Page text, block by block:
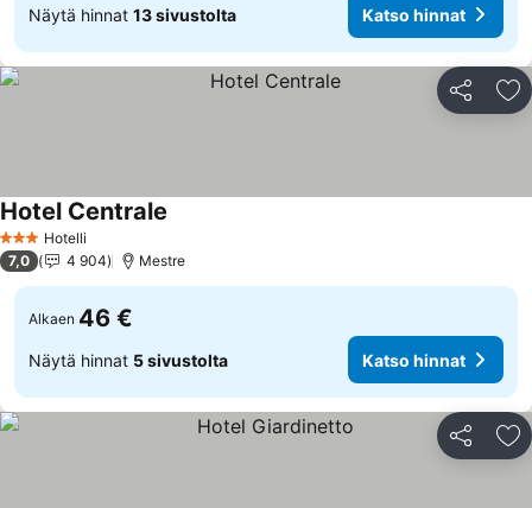
Näytä hinnat 13 sivustolta Katso hinnat
Jaa
3 Tähtiluokitus
Hotelli
Hotel Centrale
7,0 4 904 Mestre
Alkaen 46 €
Näytä hinnat 5 sivustolta Katso hinnat
Jaa